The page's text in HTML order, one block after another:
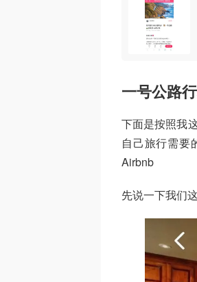
一号公路
下面是按照我
自己旅行需要
Airbnb
先说一下我们